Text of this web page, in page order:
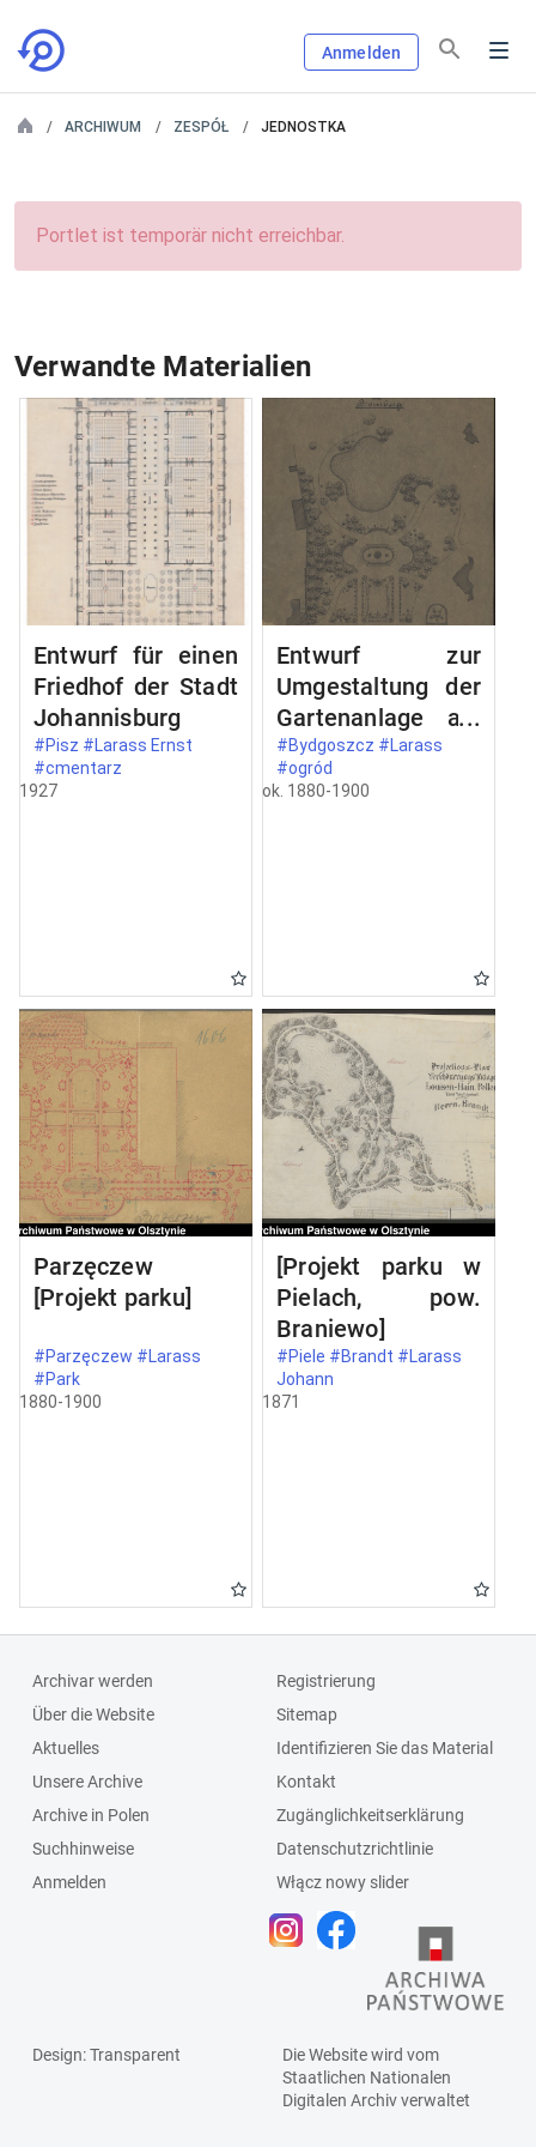
Anmelden
ARCHIWUM ZESPÓŁ JEDNOSTKA
Portlet ist temporär nicht erreichbar.
Verwandte Materialien
Entwurf für einen
Friedhof der Stadt
Johannisburg
#Pisz #Larass Ernst
#cmentarz
1927
Entwurf zur
Umgestaltung der
Gartenanlage am
neuen
Monumental-
#Bydgoszcz #Larass
#ogród
ok. 1880-1900
Parzęczew
[Projekt parku]
#Parzęczew #Larass
#Park
1880-1900
[Projekt parku w
Pielach, pow.
Braniewo]
#Piele #Brandt #Larass
Johann
1871
Archivar werden
Über die Website
Aktuelles
Unsere Archive
Archive in Polen
Suchhinweise
Anmelden
Registrierung
Sitemap
Identifizieren Sie das Material
Kontakt
Zugänglichkeitserklärung
Datenschutzrichtlinie
Włącz nowy slider
Design: Transparent
Die Website wird vom
Staatlichen Nationalen
Digitalen Archivverwaltet